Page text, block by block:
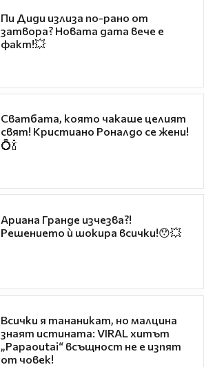
Пи Диди излиза по-рано от
затвора? Новата дата вече е
факт!💥
Сватбата, която чакаше целият
свят! Кристиано Роналдо се жени!
💍🍾
Ариана Гранде изчезва?!
Решението ѝ шокира всички!😯💥
Всички я тананикат, но малцина
знаят истината: VIRAL хитът
„Papaoutai“ всъщност не е изпят
от човек!